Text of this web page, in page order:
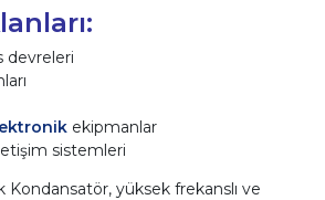
devreleri
ekipmanlar
sistemleri
Kondansatör, yüksek frekanslı ve